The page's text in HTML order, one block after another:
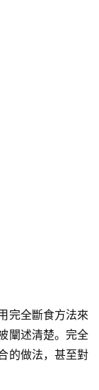
完全斷食方法來
闡述清楚。完全
的做法，甚至對